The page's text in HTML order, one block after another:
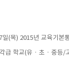
(목) 2015년 교육기본
학교(유 · 초 · 중등